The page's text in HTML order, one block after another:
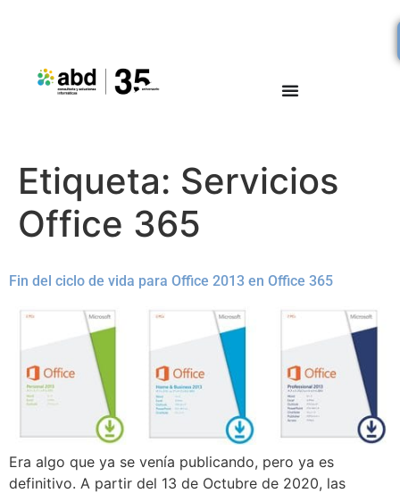
Etiqueta: Servicios
Office 365
Fin del ciclo de vida para Office 2013 en Office 365
Era algo que ya se venía publicando, pero ya es
definitivo. A partir del 13 de Octubre de 2020, las